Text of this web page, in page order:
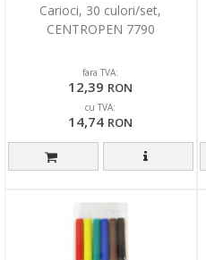
Carioci, 30 culori/set,
CENTROPEN 7790
fara TVA:
12,39 RON
cu TVA:
14,74 RON